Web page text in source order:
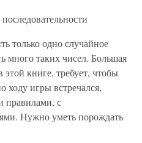
только одно случайное
много таких чисел. Большая
этой книге, требует, чтобы
игры встречался,
правилами, с
Нужно уметь порождать